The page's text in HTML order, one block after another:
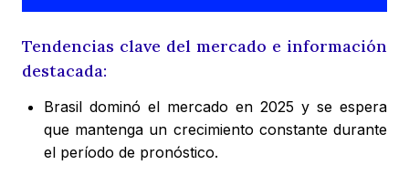
Tendencias clave del mercado e información
destacada:
Brasil dominó el mercado en 2025 y se espera
que mantenga un crecimiento constante durante
el período de pronóstico.